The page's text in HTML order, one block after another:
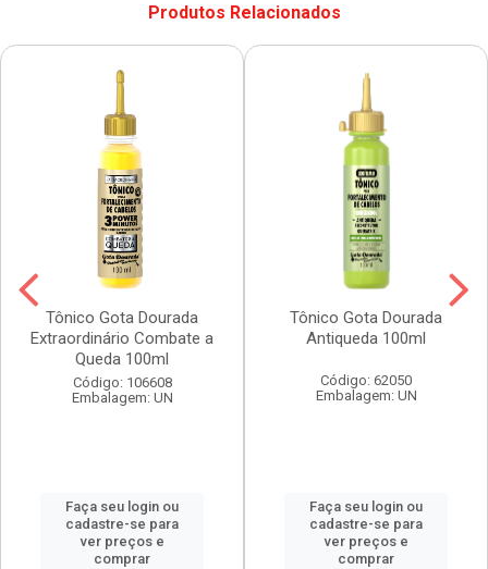
Produtos Relacionados
Tônico Gota Dourada
Extraordinário Combate a
Queda 100ml
Código: 106608
Embalagem: UN
Faça seu login ou
cadastre-se para
ver preços e
comprar
Tônico Gota Dourada
Antiqueda 100ml
Código: 62050
Embalagem: UN
Faça seu login ou
cadastre-se para
ver preços e
comprar